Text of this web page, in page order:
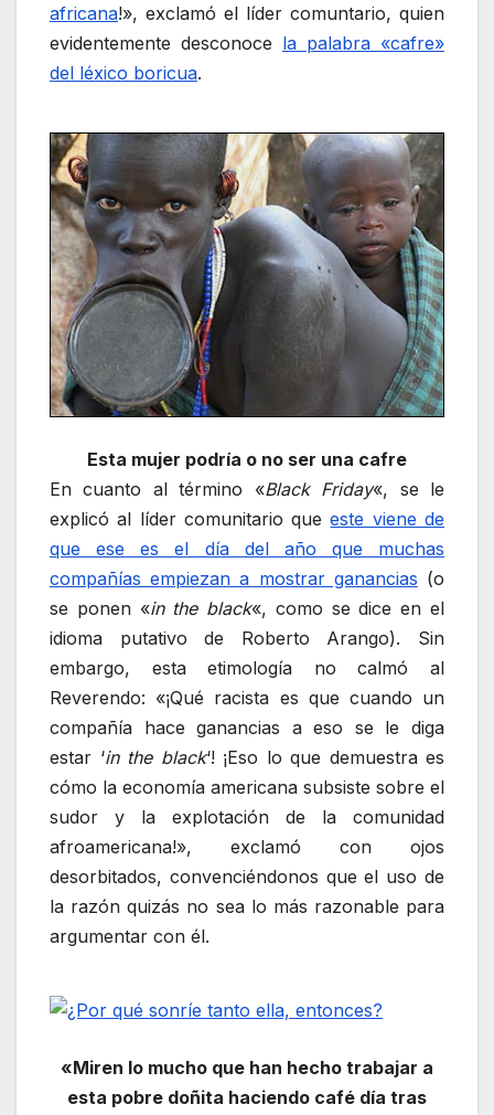
africana!», exclamó el líder comuntario, quien
evidentemente desconoce la palabra «cafre»
del léxico boricua.
Esta mujer podría o no ser una cafre
En cuanto al término «Black Friday«, se le
explicó al líder comunitario queeste viene de
que ese es el día del año que muchas
compañías empiezan a mostrar ganancias (o
se ponen «in the black«, como se dice en el
idioma putativo de Roberto Arango). Sin
embargo, esta etimología no calmó al
Reverendo: «¡Qué racista es que cuando un
compañía hace ganancias a eso se le diga
estar ‘in the black‘! ¡Eso lo que demuestra es
cómo la economía americana subsiste sobre el
sudor y la explotación de la comunidad
afroamericana!», exclamó con ojos
desorbitados, convenciéndonos que el uso de
la razón quizás no sea lo más razonable para
argumentar con él.
«Miren lo mucho que han hecho trabajar a
esta pobre doñita haciendo café día tras